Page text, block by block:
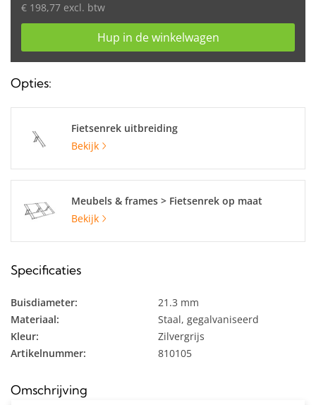
€ 198,77 excl. btw
Hup in de winkelwagen
Opties:
Fietsenrek uitbreiding
Bekijk
Meubels & frames > Fietsenrek op maat
Bekijk
Specificaties
Buisdiameter:
21.3 mm
Materiaal:
Staal, gegalvaniseerd
Kleur:
Zilvergrijs
Artikelnummer:
810105
Omschrijving